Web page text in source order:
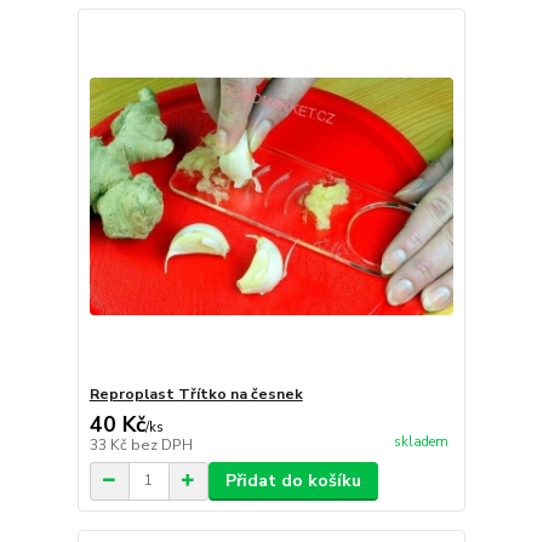
Reproplast Třítko na česnek
40 Kč/ks
33 Kč bez DPH skladem
Přidat do košíku